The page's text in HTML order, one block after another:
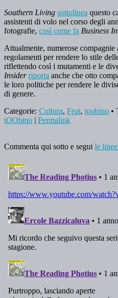
Southern Living sottolinea questo
assistenti di volo nel corso degli
fotografie, così come fa Business
Attualmente, numerose compagnie
regolamenti per rendere lo stile
riflettendo così i mutamenti e le
Insider riporta anche che otto
le loro politiche per rendere le
di genere.
Categorie: Cultura, Feat, toobino •
tOObino | Permalink
Commenta qui sotto e segui le